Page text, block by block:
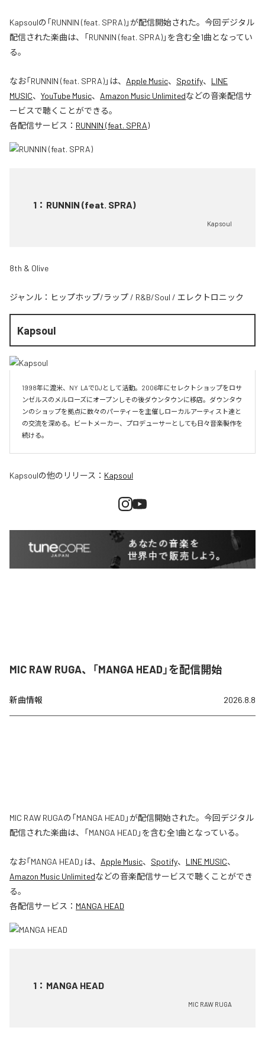
Kapsoulの「RUNNIN (feat. SPRA)」が配信開始された。今回デジタル
配信された楽曲は、「RUNNIN (feat. SPRA)」を含む全1曲となってい
る。
なお「RUNNIN (feat. SPRA)」は、 Apple Music、 Spotify、 LINE
MUSIC、 YouTube Music、 Amazon Music Unlimitedなどの音楽配信サ
ービスで聴くことができる。
各配信サービス： RUNNIN (feat. SPRA)
1 ： RUNNIN (feat. SPRA)
Kapsoul
8th & Olive
ジャンル： ヒップホップ/ラップ / R&B/Soul / エレクトロニック
Kapsoul
1998年に渡米、NY  LAでDJとして活動。2006年にセレクトショップをロサ
ンゼルスのメルローズにオープンしその後ダウンタウンに移店。ダウンタウ
ンのショップを拠点に数々のパーティーを主催しローカルアーティスト達と
の交流を深める。ビートメーカー、プロデューサーとしても日々音楽製作を
続ける。
Kapsoulの他のリリース： Kapsoul
MIC RAW RUGA、「MANGA HEAD」を配信開始
新曲情報 2026.8.8
MIC RAW RUGAの「MANGA HEAD」が配信開始された。今回デジタル
配信された楽曲は、「MANGA HEAD」を含む全1曲となっている。
なお「MANGA HEAD 」は、 Apple Music、 Spotify、 LINE MUSIC、
Amazon Music Unlimitedなどの音楽配信サービスで聴くことができ
る。
各配信サービス： MANGA HEAD
1 ： MANGA HEAD
MIC RAW RUGA